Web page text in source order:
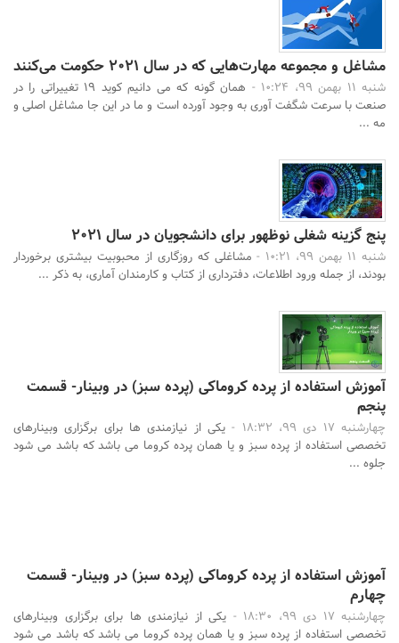
مشاغل و مجموعه مهارت‌هایی که در سال 2021 حکومت می‌کنند
شنبه 11 بهمن 99، 10:24 -
همان گونه که می دانیم کوید 19 تغییراتی را در
صنعت با سرعت شگفت آوری به وجود آورده است و ما در این جا مشاغل اصلی و
مه ...
پنج گزینه شغلی نوظهور برای دانشجویان در سال 2021
شنبه 11 بهمن 99، 10:21 -
مشاغلی که روزگاری از محبوبیت بیشتری برخوردار
بودند، از جمله ورود اطلاعات، دفترداری از کتاب و کارمندان آماری، به ذکر ...
آموزش استفاده از پرده کروماکی (پرده سبز) در وبینار- قسمت
پنجم
چهارشنبه 17 دی 99، 18:32 -
یکی از نیازمندی ها برای برگزاری وبینارهای
تخصصی استفاده از پرده سبز و یا همان پرده کروما می باشد که باشد می شود
جلوه ...
آموزش استفاده از پرده کروماکی (پرده سبز) در وبینار- قسمت
چهارم
چهارشنبه 17 دی 99، 18:30 -
یکی از نیازمندی ها برای برگزاری وبینارهای
تخصصی استفاده از پرده سبز و یا همان پرده کروما می باشد که باشد می شود